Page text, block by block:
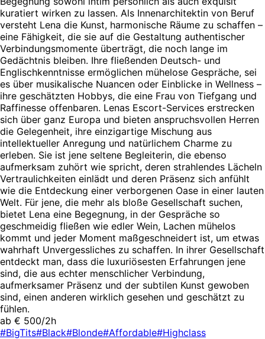
kuratiert wirken zu lassen. Als Innenarchitektin von Beruf
versteht Lena die Kunst, harmonische Räume zu schaffen –
eine Fähigkeit, die sie auf die Gestaltung authentischer
Verbindungsmomente überträgt, die noch lange im
Gedächtnis bleiben. Ihre fließenden Deutsch- und
Englischkenntnisse ermöglichen mühelose Gespräche, sei
es über musikalische Nuancen oder Einblicke in Wellness –
ihre geschätzten Hobbys, die eine Frau von Tiefgang und
Raffinesse offenbaren. Lenas Escort-Services erstrecken
sich über ganz Europa und bieten anspruchsvollen Herren
die Gelegenheit, ihre einzigartige Mischung aus
intellektueller Anregung und natürlichem Charme zu
erleben. Sie ist jene seltene Begleiterin, die ebenso
aufmerksam zuhört wie spricht, deren strahlendes Lächeln
Vertraulichkeiten einlädt und deren Präsenz sich anfühlt
wie die Entdeckung einer verborgenen Oase in einer lauten
Welt. Für jene, die mehr als bloße Gesellschaft suchen,
bietet Lena eine Begegnung, in der Gespräche so
geschmeidig fließen wie edler Wein, Lachen mühelos
kommt und jeder Moment maßgeschneidert ist, um etwas
wahrhaft Unvergessliches zu schaffen. In ihrer Gesellschaft
entdeckt man, dass die luxuriösesten Erfahrungen jene
sind, die aus echter menschlicher Verbindung,
aufmerksamer Präsenz und der subtilen Kunst gewoben
sind, einen anderen wirklich gesehen und geschätzt zu
fühlen.
ab € 500/2h
#BigTits#Black#Blonde#Affordable#Highclass